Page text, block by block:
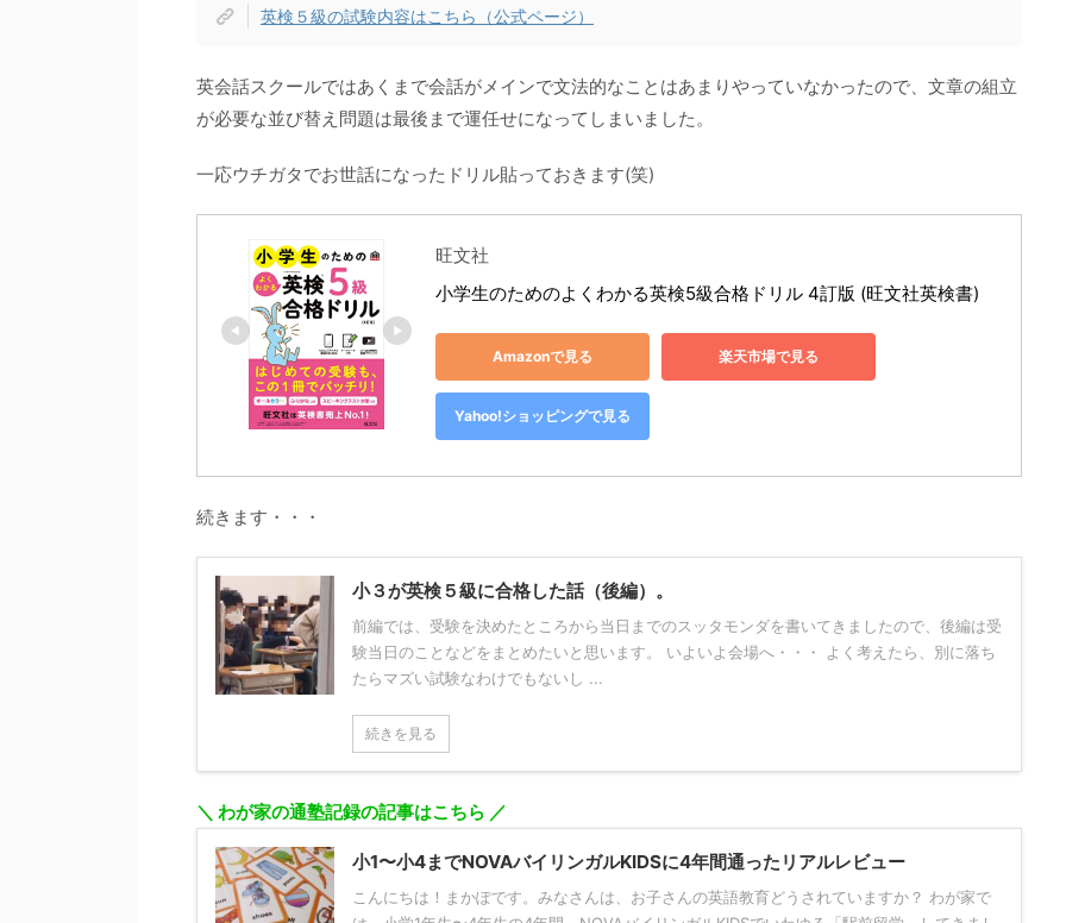
英検５級の試験内容はこちら（公式ページ）
英会話スクールではあくまで会話がメインで文法的なことはあまりやっていなかったので、文章の組立
が必要な並び替え問題は最後まで運任せになってしまいました。
一応ウチガタでお世話になったドリル貼っておきます(笑)
旺文社
小学生のためのよくわかる英検5級合格ドリル 4訂版 (旺文社英検書)
Amazonで見る 楽天市場で見る
Yahoo!ショッピングで見る
続きます・・・
小３が英検５級に合格した話（後編）。
前編では、受験を決めたところから当日までのスッタモンダを書いてきましたので、後編は受
験当日のことなどをまとめたいと思います。 いよいよ会場へ・・・ よく考えたら、別に落ち
たらマズい試験なわけでもないし ...
続きを見る
＼ わが家の通塾記録の記事はこちら ／
小1〜小4までNOVAバイリンガルKIDSに4年間通ったリアルレビュー
こんにちは！まかぽです。みなさんは、お子さんの英語教育どうされていますか？ わが家で